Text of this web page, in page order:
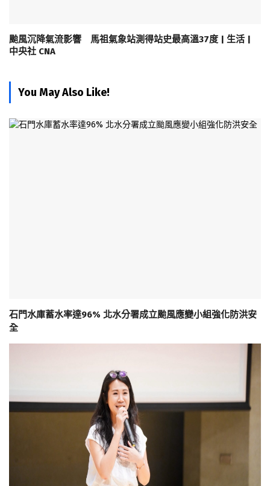
颱風沉降氣流影響 馬祖氣象站測得站史最高溫37度 | 生活 |
中央社 CNA
You May Also Like!
石門水庫蓄水率達96% 北水分署成立颱風應變小組強化防洪安
全